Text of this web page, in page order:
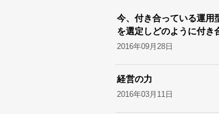
今、付き合っている運用
を選定しどのように付き
2016年09月28日
経営の力
2016年03月11日